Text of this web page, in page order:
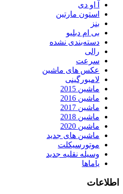
آ او دی
استون مارتین
بنز
بی ام دبلیو
دسته‌بندی نشده
رالی
سرعت
عکس های ماشین
لامبورگینی
ماشین 2015
ماشین 2016
ماشین 2017
ماشین 2018
ماشین 2020
ماشین های جدید
موتورسیکلت
وسیله نقلیه جدید
یاماها
اطلاعات